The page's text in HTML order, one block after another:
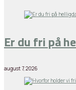
Er du fri på
august 7, 2026